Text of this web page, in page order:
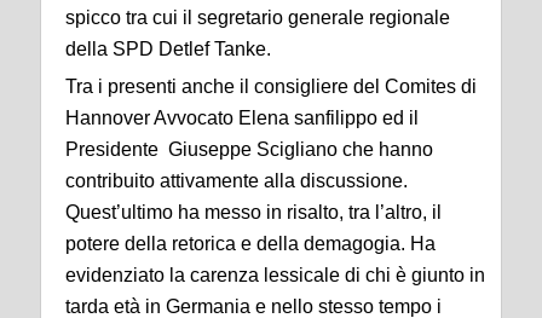
spicco tra cui il segretario generale regionale
della SPD Detlef Tanke.
Tra i presenti anche il consigliere del Comites di
Hannover Avvocato Elena sanfilippo ed il
Presidente Giuseppe Scigliano che hanno
contribuito attivamente alla discussione.
Quest’ultimo ha messo in risalto, tra l’altro, il
potere della retorica e della demagogia. Ha
evidenziato la carenza lessicale di chi è giunto in
tarda età in Germania e nello stesso tempo i